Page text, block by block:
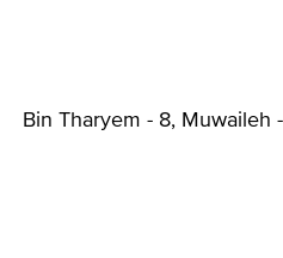
Bin Tharyem - 8, Muwaileh